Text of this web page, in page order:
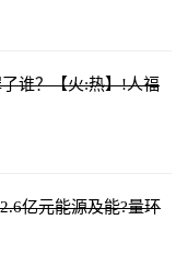
谁？【火:热】!人福
亿元能源及能?量环